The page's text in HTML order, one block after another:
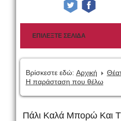
Βρίσκεστε εδώ: Αρχική
Η παράσταση που θέλω
Πάλι Καλά Μπορώ Και